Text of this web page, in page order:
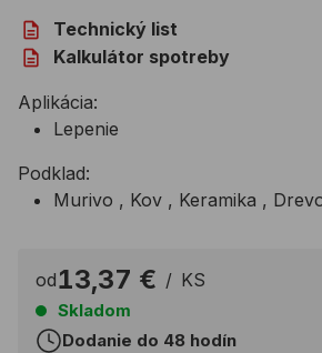
Technický list
Kalkulátor spotreby
Aplikácia:
Lepenie
Podklad:
Murivo , Kov , Keramika ,
od13,37 € / KS
Skladom
Dodanie do 48 hodín